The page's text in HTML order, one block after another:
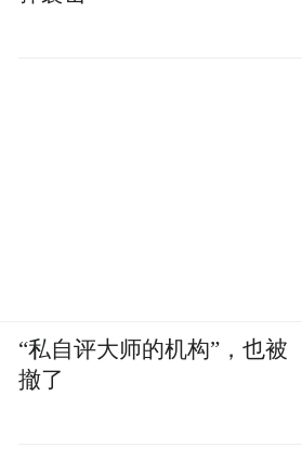
“私自评大师的机构”，也被
撤了